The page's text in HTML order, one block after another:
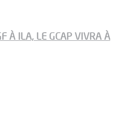
À ILA, LE GCAP VIVRA À